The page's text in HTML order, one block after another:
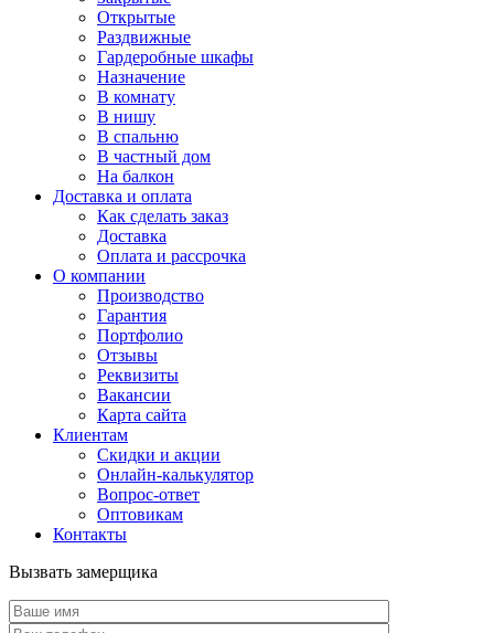
Открытые
Раздвижные
Гардеробные шкафы
Назначение
В комнату
В нишу
В спальню
В частный дом
На балкон
Доставка и оплата
Как сделать заказ
Доставка
Оплата и рассрочка
О компании
Производство
Гарантия
Портфолио
Отзывы
Реквизиты
Вакансии
Карта сайта
Клиентам
Скидки и акции
Онлайн-калькулятор
Вопрос-ответ
Оптовикам
Контакты
Вызвать замерщика